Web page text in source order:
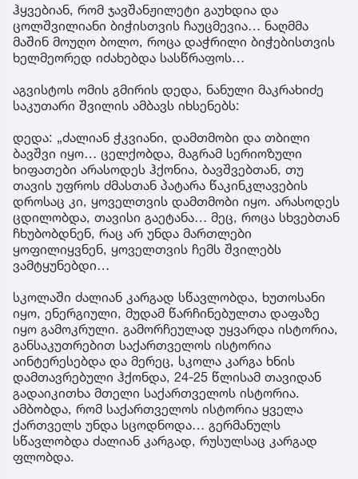
ჰყვებიან, რომ ჯავშანჟილეტი გაუხდია და
ცოლშვილიანი ბიჭისთვის ჩაუცმევია… ნაღმმა
მაშინ მოუღო ბოლო, როცა დაჭრილი ბიჭებისთვის
ხელმეორედ იძახებდა სასწრაფოს…
აგვისტოს ომის გმირის დედა, ნანული მაკრახიძე
საკუთარი შვილის ამბავს იხსენებს:
დედა: „ძალიან ჭკვიანი, დამთმობი და თბილი
ბავშვი იყო… ცელქობდა, მაგრამ სერიოზული
ხიფათები არასოდეს ჰქონია, ბავშვებთან, თუ
თავის უფროს ძმასთან პატარა წაკინკლავების
დროსაც კი, ყოველთვის დამთმობი იყო. არასოდეს
ცდილობდა, თავისი გაეტანა… მეც, როცა სხვებთან
ჩხუბობდნენ, რაც არ უნდა მართლები
ყოფილიყვნენ, ყოველთვის ჩემს შვილებს
ვამტყუნებდი…
სკოლაში ძალიან კარგად სწავლობდა, ხუთოსანი
იყო, ენერგიული, მუდამ წარჩინებულთა დაფაზე
იყო გამოკრული. გამორჩეულად უყვარდა ისტორია,
განსაკუთრებით საქართველოს ისტორია
აინტერესებდა და მერეც, სკოლა კარგა ხნის
დამთავრებული ჰქონდა, 24-25 წლისამ თავიდან
გადაიკითხა მთელი საქართველოს ისტორია.
ამბობდა, რომ საქართველოს ისტორია ყველა
ქართველს უნდა სცოდნოდა… გერმანულს
სწავლობდა ძალიან კარგად, რუსულსაც კარგად
ფლობდა.